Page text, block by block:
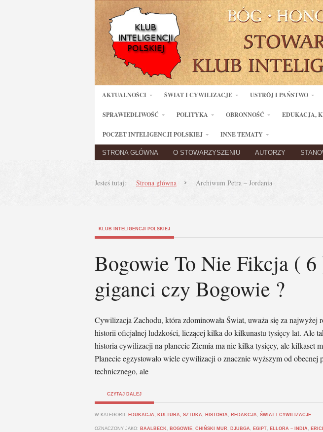
AKTUALNOŚCI ŚWIAT I CYWILIZACJE USTRÓJ I PAŃSTWO
SPRAWIEDLIWOŚĆ POLITYKA OBRONNOŚĆ EDUKACJA,
POCZET INTELIGENCJI POLSKIEJ INNE TEMATY
STRONA GŁÓWNA O STOWARZYSZENIU AUTORZY
Jesteś tutaj: Strona główna Archiwum Petra – Jordania
KLUB INTELIGENCJI POLSKIEJ
Bogowie To Nie Fikcja (
giganci czy Bogowie ?
Cywilizacja Zachodu, która zdominowała Świat, uważa się za
historii oficjalnej ludzkości, liczącej kilka do kilkunastu tysięcy lat. Ale
historia cywilizacji na planecie Ziemia ma nie kilka tysięcy, ale kilkaset
Planecie egzystowało wiele cywilizacji o znacznie wyższym od obecnej
technicznego, ale
CZYTAJ DALEJ
W KATEGORII: EDUKACJA, KULTURA, SZTUKA , HISTORIA , REDAKCJA , ŚWIAT I CYWILIZACJE
OZNACZONY JAKO: BAALBECK , BOGOWIE, CHIŃSKI MUR , DJUBGA , EGIPT, ELLORA – INDIA ,